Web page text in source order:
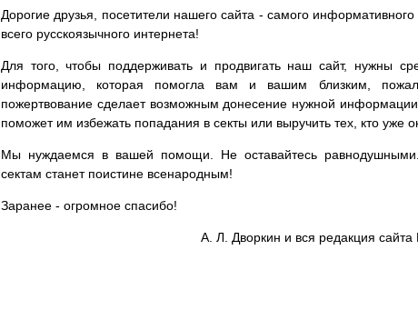
Дорогие друзья, посетители нашего сайта - самого информативного
всего русскоязычного интернета!
Для того, чтобы поддерживать и продвигать наш сайт, нужны
информацию, которая помогла вам и вашим близким,
пожертвование сделает возможным донесение нужной
поможет им избежать попадания в секты или выручить тех, кто уже
Мы нуждаемся в вашей помощи. Не оставайтесь равнодушными.
сектам станет поистине всенародным!
Заранее - огромное спасибо!
А. Л. Дворкин и вся редакция